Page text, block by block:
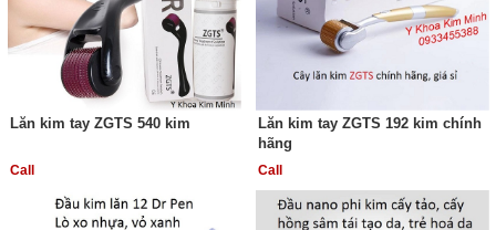
Lăn kim tay ZGTS 540 kim
Call
Lăn kim tay ZGTS 192 kim chính
hãng
Call